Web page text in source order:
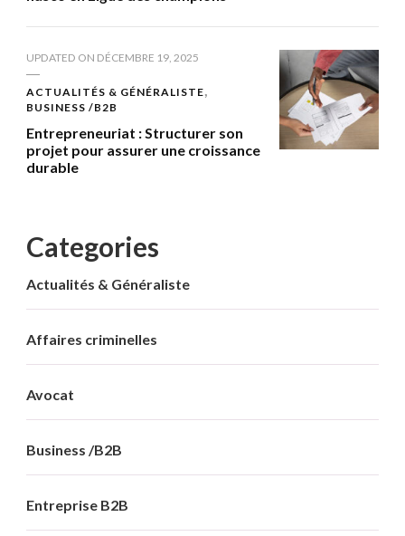
UPDATED ON DÉCEMBRE 19, 2025
ACTUALITÉS & GÉNÉRALISTE
BUSINESS /B2B
Entrepreneuriat : Structurer son
projet pour assurer une croissance
durable
Categories
Actualités & Généraliste
Affaires criminelles
Avocat
Business /B2B
Entreprise B2B